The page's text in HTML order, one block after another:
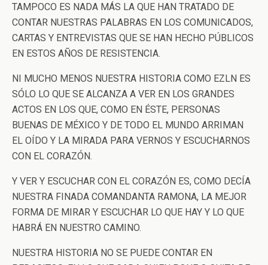
TAMPOCO ES NADA MÁS LA QUE HAN TRATADO DE
CONTAR NUESTRAS PALABRAS EN LOS COMUNICADOS,
CARTAS Y ENTREVISTAS QUE SE HAN HECHO PÚBLICOS
EN ESTOS AÑOS DE RESISTENCIA.
NI MUCHO MENOS NUESTRA HISTORIA COMO EZLN ES
SÓLO LO QUE SE ALCANZA A VER EN LOS GRANDES
ACTOS EN LOS QUE, COMO EN ÉSTE, PERSONAS
BUENAS DE MÉXICO Y DE TODO EL MUNDO ARRIMAN
EL OÍDO Y LA MIRADA PARA VERNOS Y ESCUCHARNOS
CON EL CORAZÓN.
Y VER Y ESCUCHAR CON EL CORAZÓN ES, COMO DECÍA
NUESTRA FINADA COMANDANTA RAMONA, LA MEJOR
FORMA DE MIRAR Y ESCUCHAR LO QUE HAY Y LO QUE
HABRÁ EN NUESTRO CAMINO.
NUESTRA HISTORIA NO SE PUEDE CONTAR EN